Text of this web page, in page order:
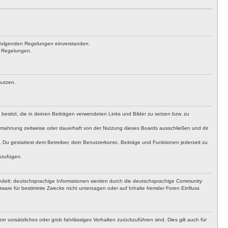
Regelungen einverstanden.
die in deinen Beiträgen verwendeten Links und Bilder zu setzen bzw. zu
zeitweise oder dauerhaft von der Nutzung dieses Boards ausschließen und dir
gestattest dem Betreiber, dein Benutzerkonto, Beiträge und Funktionen jederzeit zu
deutschsprachige Informationen werden durch die deutschsprachige Community
für bestimmte Zwecke nicht untersagen oder auf Inhalte fremder Foren Einfluss
vorsätzliches oder grob fahrlässiges Verhalten zurückzuführen sind. Dies gilt auch für